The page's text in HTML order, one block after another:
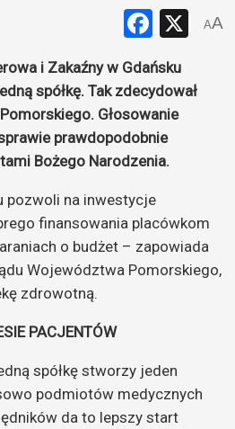
X
AA
i Zakaźny w Gdańsku
spółkę. Tak zdecydował
Głosowanie
prawdopodobnie
Bożego Narodzenia.
pozwoli na inwestycje
finansowania placówkom
o budżet – zapowiada
Województwa Pomorskiego,
zdrowotną.
PACJENTÓW
spółkę stworzy jeden
podmiotów medycznych
da to lepszy start